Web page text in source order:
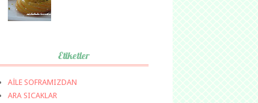
Etiketler
AİLE SOFRAMIZDAN
ARA SICAKLAR